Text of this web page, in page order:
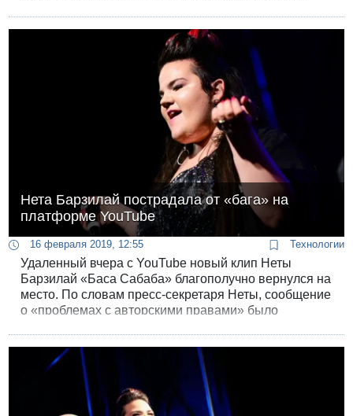
Нета Барзилай пострадала от «бага» на
платформе YouTube
16 февраля 2019, 12:55 Технологии
Удаленный вчера с YouTube новый клип Неты
Барзилай «Баса Сабаба» благополучно вернулся на
место. По словам пресс-секретаря Неты, сообщение
о «проблемах с авторскими правами» было